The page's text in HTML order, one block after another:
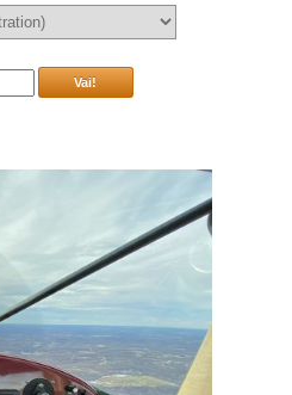
Vai!